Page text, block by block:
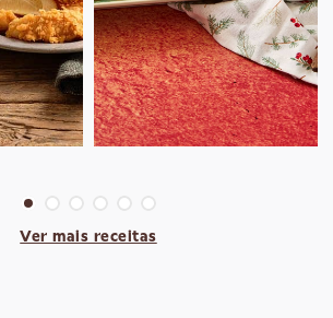
Ver mais receitas